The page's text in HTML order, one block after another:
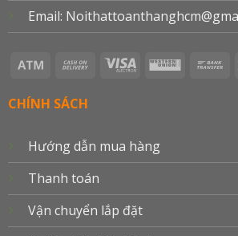
Email:
Atm
Cash
Visa
Western
CHÍNH SÁCH
Hướng dẫn mua hàng
Thanh toán
Vận chuyển lắp đặt